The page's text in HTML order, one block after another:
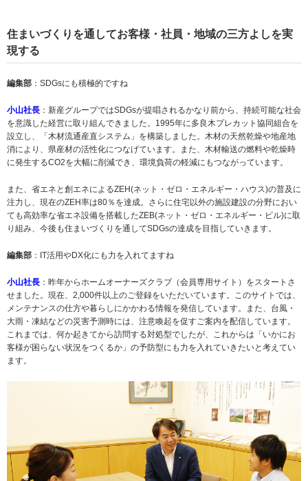
住まいづくりを通してお客様・社員・地域の三方よしを実
現する
編集部 ：SDGsにも積極的ですね
小山社長 ：新産グループではSDGsが提唱されるかなり前から、持続可能な社会
を意識した経営に取り組んできました。1995年に多良木プレカット協同組合を
設立し、「木材流通産直システム」を構築しました。木材の天然乾燥や地産地
消により、県産材の活性化につなげています。また、木材輸送の燃料や乾燥時
に発生するCO2を大幅に削減でき、環境負荷の軽減にもつながっています。
また、省エネと創エネによるZEH(ネット・ゼロ・エネルギー・ハウス)の普及に
注力し、現在のZEH率は80％を達成。さらに住宅以外の施設建設の分野におい
ても高効率な省エネ設備を搭載したZEB(ネット・ゼロ・エネルギー・ビル)に取
り組み、今後も住まいづくりを通してSDGsの達成を目指していきます。
編集部 ：IT活用やDX化にも力を入れてますね
小山社長 ：昨年からホームオーナーズクラブ（会員専用サイト）をスタートさ
せました。現在、2,000件以上のご登録をいただいています。このサイトでは、
メンテナンスの仕方や暮らしにかかわる情報を発信しています。また、台風・
大雨・凍結などの災害予測時には、注意喚起を促すご案内を配信しています。
これまでは、何か起きてから訪問する対処型でしたが、これからは「いかにお
客様が困らない状況をつくるか」の予防型にも力を入れていきたいと考えてい
ます。